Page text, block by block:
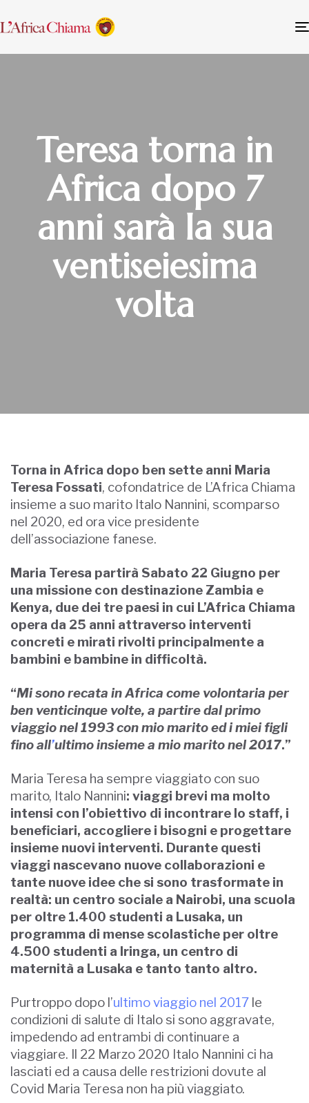
Teresa torna in
Africa dopo 7
anni sarà la sua
ventiseiesima
volta
Torna in Africa dopo ben sette anni Maria
Teresa Fossati, cofondatrice de L’Africa Chiama
insieme a suo marito Italo Nannini, scomparso
nel 2020, ed ora vice presidente
dell’associazione fanese.
Maria Teresa partirà Sabato 22 Giugno per
una missione con destinazione Zambia e
Kenya, due dei tre paesi in cui L’Africa Chiama
opera da 25 anni attraverso interventi
concreti e mirati rivolti principalmente a
bambini e bambine in difficoltà.
“Mi sono recata in Africa come volontaria per
ben venticinque volte, a partire dal primo
viaggio nel 1993 con mio marito ed i miei figli
fino all’ultimo insieme a mio marito nel 2017.”
Maria Teresa ha sempre viaggiato con suo
marito, Italo Nannini: viaggi brevi ma molto
intensi con l’obiettivo di incontrare lo staff, i
beneficiari, accogliere i bisogni e progettare
insieme nuovi interventi. Durante questi
viaggi nascevano nuove collaborazioni e
tante nuove idee che si sono trasformate in
realtà: un centro sociale a Nairobi, una scuola
per oltre 1.400 studenti a Lusaka, un
programma di mense scolastiche per oltre
4.500 studenti a Iringa, un centro di
maternità a Lusaka e tanto tanto altro.
Purtroppo dopo l’ultimo viaggio nel 2017 le
condizioni di salute di Italo si sono aggravate,
impedendo ad entrambi di continuare a
viaggiare. Il 22 Marzo 2020 Italo Nannini ci ha
lasciati ed a causa delle restrizioni dovute al
Covid Maria Teresa non ha più viaggiato.